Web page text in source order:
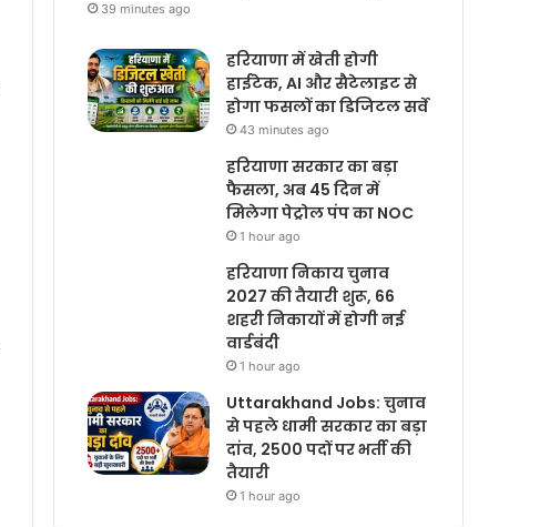
39 minutes ago
हरियाणा में खेती होगी
हाईटेक, AI और सैटेलाइट से
होगा फसलों का डिजिटल सर्वे
43 minutes ago
हरियाणा सरकार का बड़ा
फैसला, अब 45 दिन में
मिलेगा पेट्रोल पंप का NOC
1 hour ago
हरियाणा निकाय चुनाव
2027 की तैयारी शुरू, 66
शहरी निकायों में होगी नई
वार्डबंदी
1 hour ago
Uttarakhand Jobs: चुनाव
से पहले धामी सरकार का बड़ा
दांव, 2500 पदों पर भर्ती की
तैयारी
1 hour ago